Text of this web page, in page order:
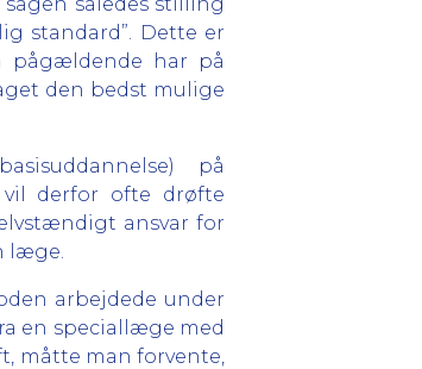
standard”. Dette er
pågældende har på
den bedst mulige
på
derfor ofte drøfte
ansvar for
læge.
arbejdede under
en speciallæge med
måtte man forvente,